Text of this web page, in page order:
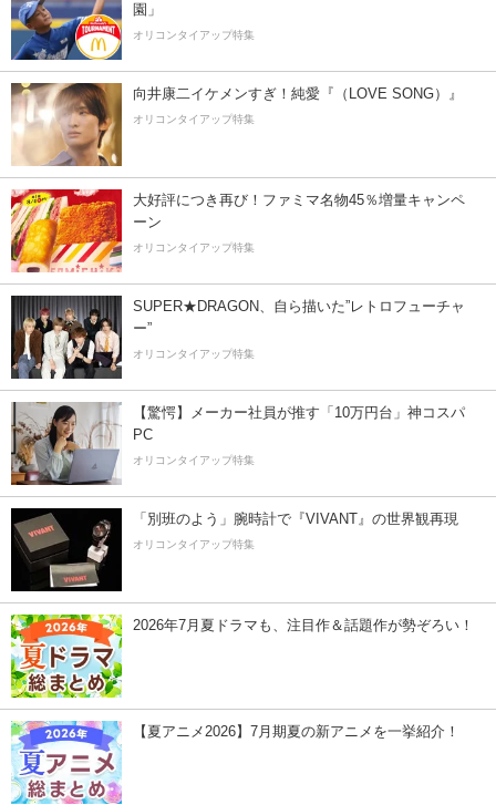
園」
オリコンタイアップ特集
向井康二イケメンすぎ！純愛『（LOVE SONG）』
オリコンタイアップ特集
大好評につき再び！ファミマ名物45％増量キャンペ
ーン
オリコンタイアップ特集
SUPER★DRAGON、自ら描いた”レトロフューチャ
ー”
オリコンタイアップ特集
【驚愕】メーカー社員が推す「10万円台」神コスパ
PC
オリコンタイアップ特集
「別班のよう」腕時計で『VIVANT』の世界観再現
オリコンタイアップ特集
2026年7月夏ドラマも、注目作＆話題作が勢ぞろい！
【夏アニメ2026】7月期夏の新アニメを一挙紹介！